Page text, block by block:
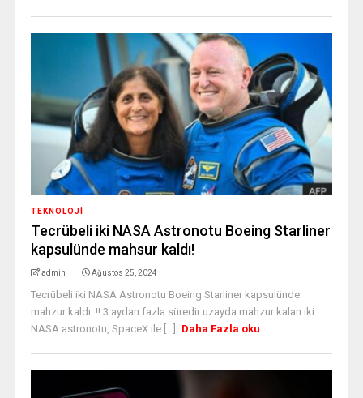
TEKNOLOJİ
Tecrübeli iki NASA Astronotu Boeing Starliner
kapsulünde mahsur kaldı!
admin Ağustos 25, 2024
Tecrübeli iki NASA Astronotu Boeing Starliner kapsulünde
mahzur kaldı .!! 3 aydan fazla süredir uzayda mahzur kalan iki
NASA astronotu, SpaceX ile [...]
Daha Fazla oku